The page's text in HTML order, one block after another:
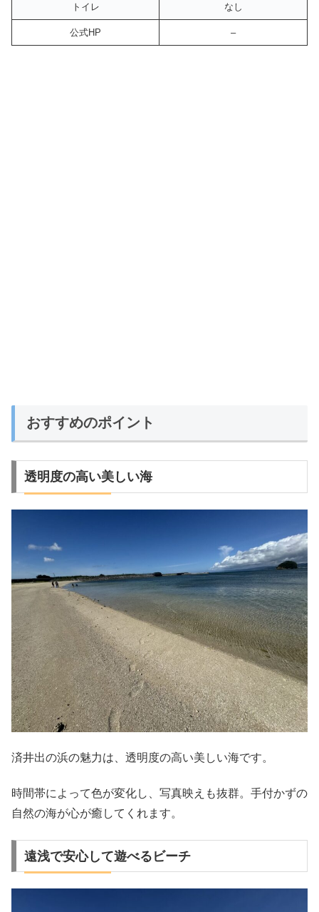
トイレ なし
公式HP –
おすすめのポイント
透明度の高い美しい海
済井出の浜の魅力は、透明度の高い美しい海です。
時間帯によって色が変化し、写真映えも抜群。手付かずの
自然の海が心が癒してくれます。
遠浅で安心して遊べるビーチ